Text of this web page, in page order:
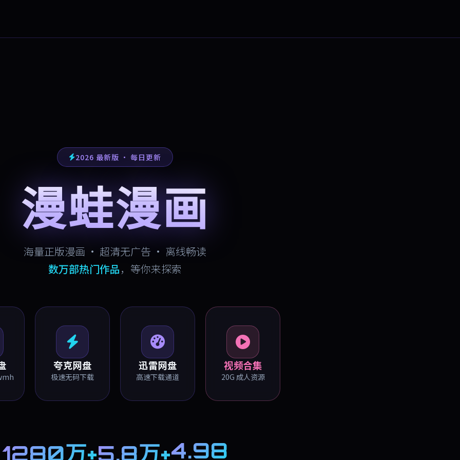
2026 最新版 · 每日更新
漫蛙漫画
海量正版漫画 · 超清无广告 · 离线畅读
数万部热门作品，等你来探索
夸克网盘
极速无码下载
迅雷网盘
高速下载通道
视频合集
20G 成人资源
1280万+5.8万+4.98